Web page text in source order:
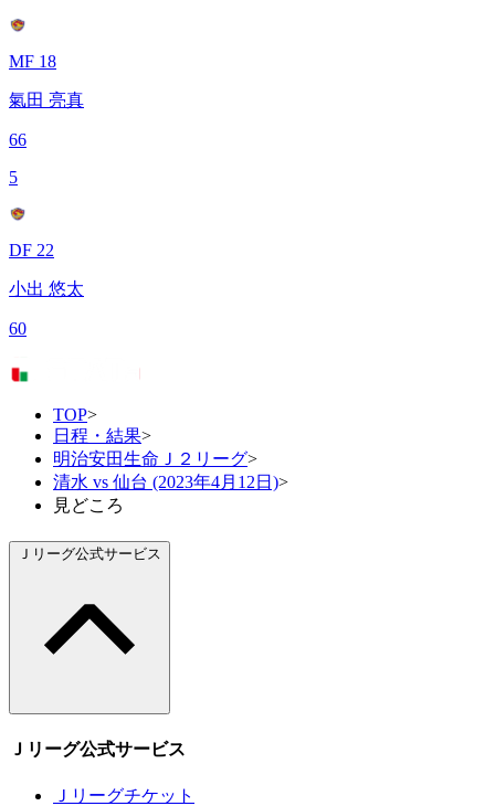
MF 18
氣田 亮真
66
5
DF 22
小出 悠太
60
TOP>
日程・結果>
明治安田生命Ｊ２リーグ>
清水 vs 仙台 (2023年4月12日)>
見どころ
Ｊリーグ公式サービス
Ｊリーグ公式サービス
Ｊリーグチケット